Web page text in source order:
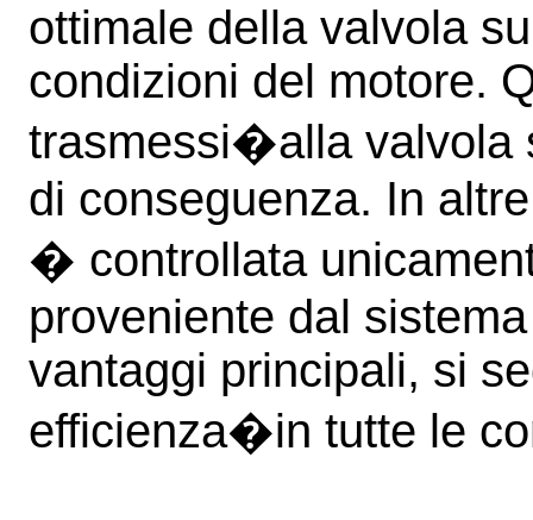
ottimale della valvola
condizioni del motore.
trasmessi�alla valvola
di conseguenza. In
� controllata
proveniente dal
vantaggi principali, si
efficienza�in tutte le